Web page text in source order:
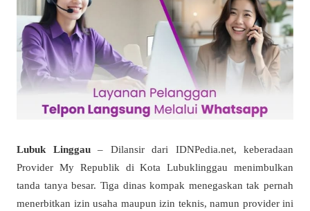
Lubuk Linggau– Dilansir dari IDNPedia.net, keberadaan
Provider My Republik di Kota Lubuklinggau menimbulkan
tanda tanya besar. Tiga dinas kompak menegaskan tak pernah
menerbitkan izin usaha maupun izin teknis, namun provider ini